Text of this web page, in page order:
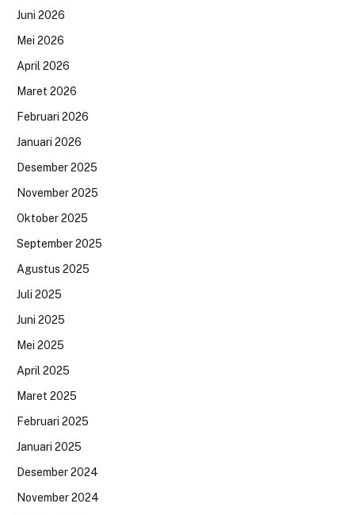
Juni 2026
Mei 2026
April 2026
Maret 2026
Februari 2026
Januari 2026
Desember 2025
November 2025
Oktober 2025
September 2025
Agustus 2025
Juli 2025
Juni 2025
Mei 2025
April 2025
Maret 2025
Februari 2025
Januari 2025
Desember 2024
November 2024